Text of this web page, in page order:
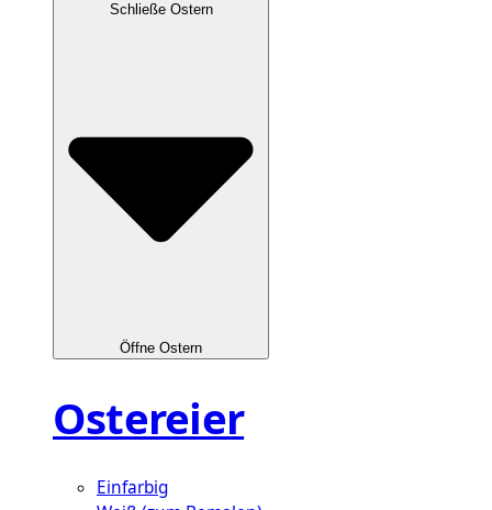
Schließe Ostern
Öffne Ostern
Ostereier
Einfarbig